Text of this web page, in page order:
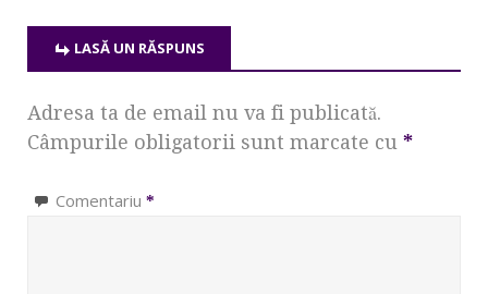
LASĂ UN RĂSPUNS
Adresa ta de email nu va fi publicată.
Câmpurile obligatorii sunt marcate cu *
Comentariu *